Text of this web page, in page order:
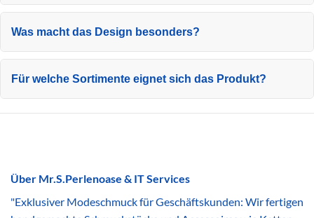
Was macht das Design besonders?
Für welche Sortimente eignet sich das Produkt?
Über Mr.S.Perlenoase & IT Services
"Exklusiver Modeschmuck für Geschäftskunden: Wir fertigen